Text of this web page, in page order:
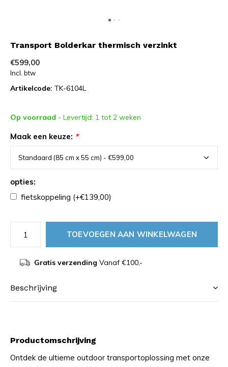
Transport Bolderkar thermisch verzinkt
€599,00
Incl. btw
Artikelcode: TK-6104L
Op voorraad - Levertijd: 1 tot 2 weken
Maak een keuze: *
opties:
fietskoppeling (+€139,00)
TOEVOEGEN AAN WINKELWAGEN
Gratis verzending Vanaf €100,-
Beschrijving
Productomschrijving
Ontdek de ultieme outdoor transportoplossing met onze